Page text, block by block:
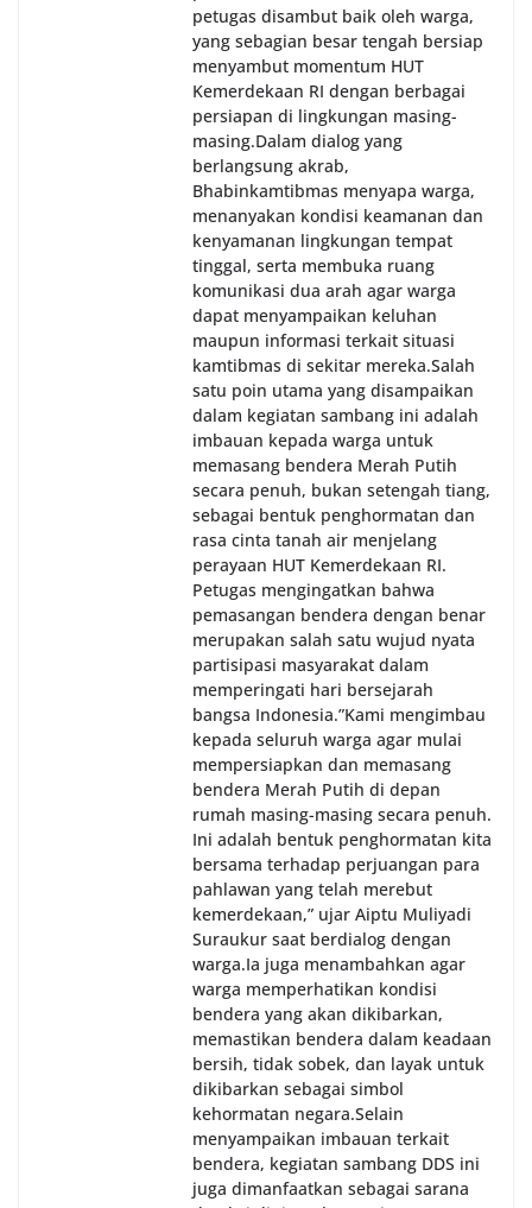
petugas disambut baik oleh warga,
yang sebagian besar tengah bersiap
menyambut momentum HUT
Kemerdekaan RI dengan berbagai
persiapan di lingkungan masing-
masing.‎Dalam dialog yang
berlangsung akrab,
Bhabinkamtibmas menyapa warga,
menanyakan kondisi keamanan dan
kenyamanan lingkungan tempat
tinggal, serta membuka ruang
komunikasi dua arah agar warga
dapat menyampaikan keluhan
maupun informasi terkait situasi
kamtibmas di sekitar mereka.‎‎‎Salah
satu poin utama yang disampaikan
dalam kegiatan sambang ini adalah
imbauan kepada warga untuk
memasang bendera Merah Putih
secara penuh, bukan setengah tiang,
sebagai bentuk penghormatan dan
rasa cinta tanah air menjelang
perayaan HUT Kemerdekaan RI.
Petugas mengingatkan bahwa
pemasangan bendera dengan benar
merupakan salah satu wujud nyata
partisipasi masyarakat dalam
memperingati hari bersejarah
bangsa Indonesia.‎‎”Kami mengimbau
kepada seluruh warga agar mulai
mempersiapkan dan memasang
bendera Merah Putih di depan
rumah masing-masing secara penuh.
Ini adalah bentuk penghormatan kita
bersama terhadap perjuangan para
pahlawan yang telah merebut
kemerdekaan,” ujar Aiptu Muliyadi
Suraukur saat berdialog dengan
warga.‎‎Ia juga menambahkan agar
warga memperhatikan kondisi
bendera yang akan dikibarkan,
memastikan bendera dalam keadaan
bersih, tidak sobek, dan layak untuk
dikibarkan sebagai simbol
kehormatan negara.‎‎‎Selain
menyampaikan imbauan terkait
bendera, kegiatan sambang DDS ini
juga dimanfaatkan sebagai sarana